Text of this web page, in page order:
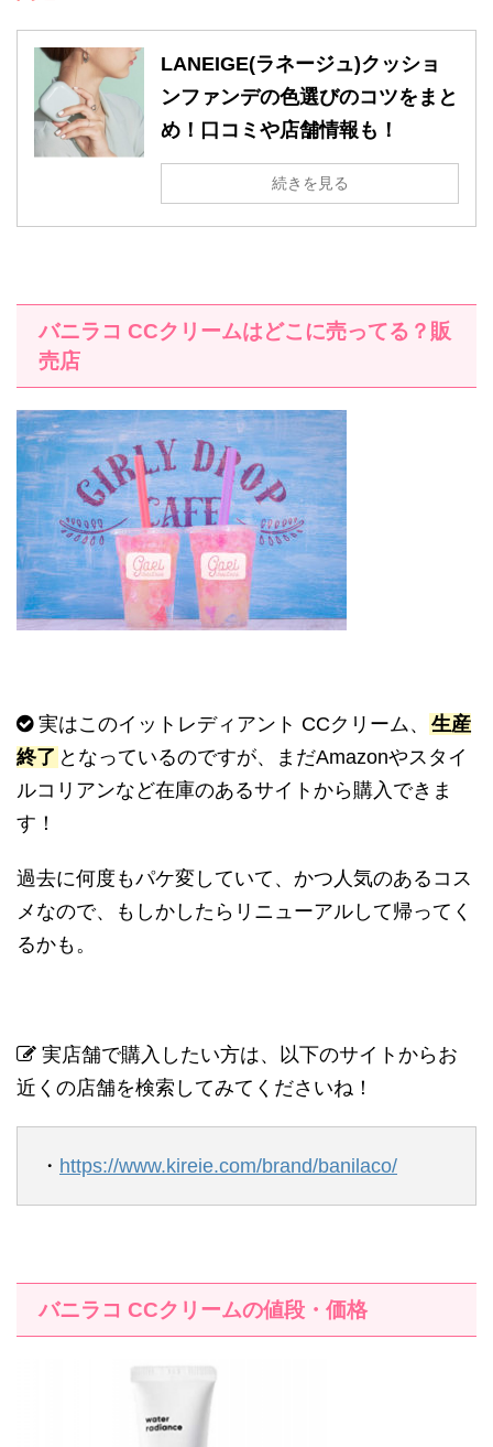
LANEIGE(ラネージュ)クッショ
ンファンデの色選びのコツをまと
め！口コミや店舗情報も！
続きを見る
バニラコ CCクリームはどこに売ってる？販
売店
実はこのイットレディアント CCクリーム、 生産
終了 となっているのですが、まだAmazonやスタイ
ルコリアンなど在庫のあるサイトから購入できま
す！
過去に何度もパケ変していて、かつ人気のあるコス
メなので、もしかしたらリニューアルして帰ってく
るかも。
実店舗で購入したい方は、以下のサイトからお
近くの店舗を検索してみてくださいね！
・ https://www.kireie.com/brand/banilaco/
バニラコ CCクリームの値段・価格